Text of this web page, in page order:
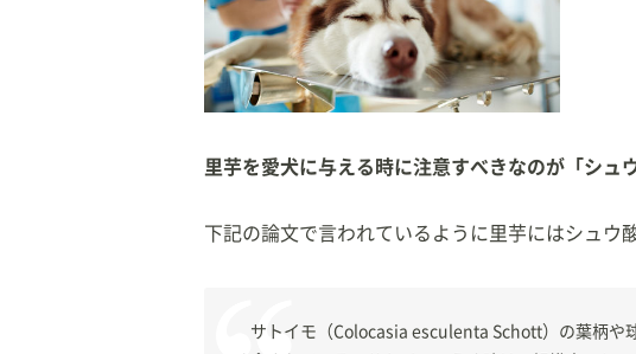
里芋を愛犬に与える時に注意すべきなのが「シュウ
下記の論文で言われているように里芋にはシュウ
サトイモ（Colocasia esculenta Schott）の葉柄や